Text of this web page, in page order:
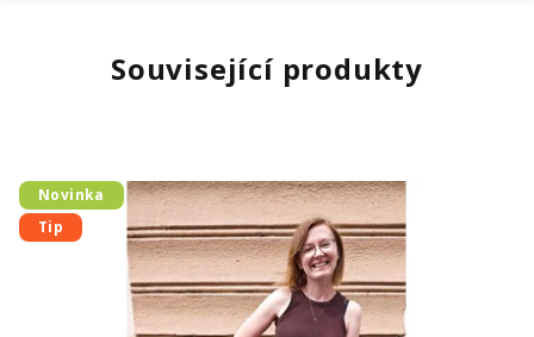
Související produkty
Novinka
Tip